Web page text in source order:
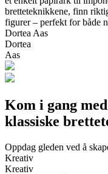
bretteteknikkene, finn
figurer – perfekt for både
Dortea Aas
Dortea
Aas
Kom i gang
klassiske
Oppdag gleden ved å
Kreativ
Kreativ